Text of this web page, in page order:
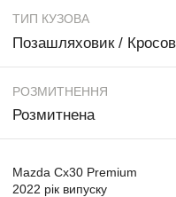
ТИП КУЗОВА
Позашляховик /
РОЗМИТНЕННЯ
Розмитнена
Mazda Cx30 Premium
2022 рік випуску